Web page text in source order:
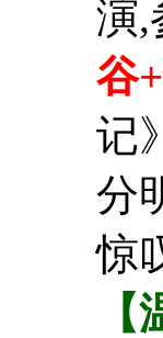
演,
谷
记
分
惊